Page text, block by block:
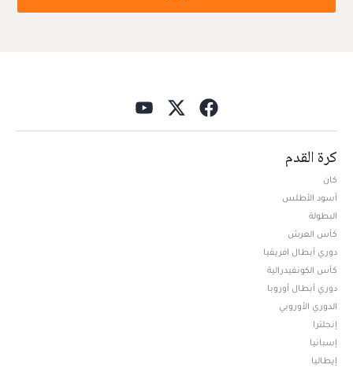
كرة القدم
كان
أسود الأطلس
البطولة
كأس العرش
دوري أبطال افريقيا
كأس الكونفيدرالية
دوري أبطال أوروبا
الدوري الأوروبي
إنجلترا
إسبانيا
إيطاليا